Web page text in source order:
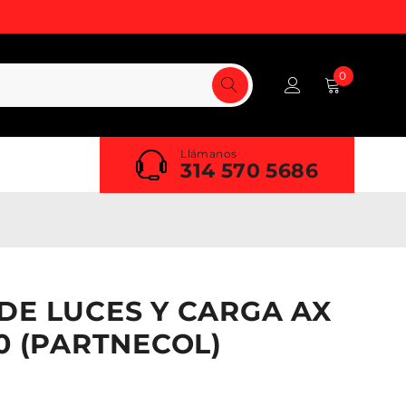
0
Llámanos
314 570 5686
LUCES Y CARGA AX
(PARTNECOL)